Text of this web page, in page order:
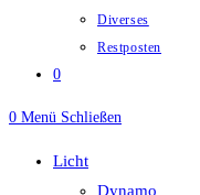
Diverses
Restposten
0
0 Menü Schließen
Licht
Dynamo